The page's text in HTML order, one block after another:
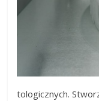
tologicznych.